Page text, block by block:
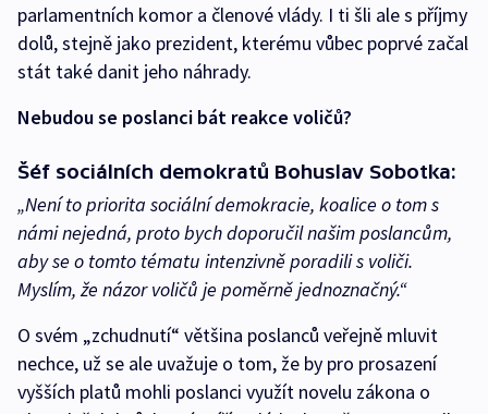
parlamentních komor a členové vlády. I ti šli ale s příjmy
dolů, stejně jako prezident, kterému vůbec poprvé začal
stát také danit jeho náhrady.
Nebudou se poslanci bát reakce voličů?
Šéf sociálních demokratů Bohuslav Sobotka:
„Není to priorita sociální demokracie, koalice o tom s
námi nejedná, proto bych doporučil našim poslancům,
aby se o tomto tématu intenzivně poradili s voliči.
Myslím, že názor voličů je poměrně jednoznačný.“
O svém „zchudnutí“ většina poslanců veřejně mluvit
nechce, už se ale uvažuje o tom, že by pro prosazení
vyšších platů mohli poslanci využít novelu zákona o